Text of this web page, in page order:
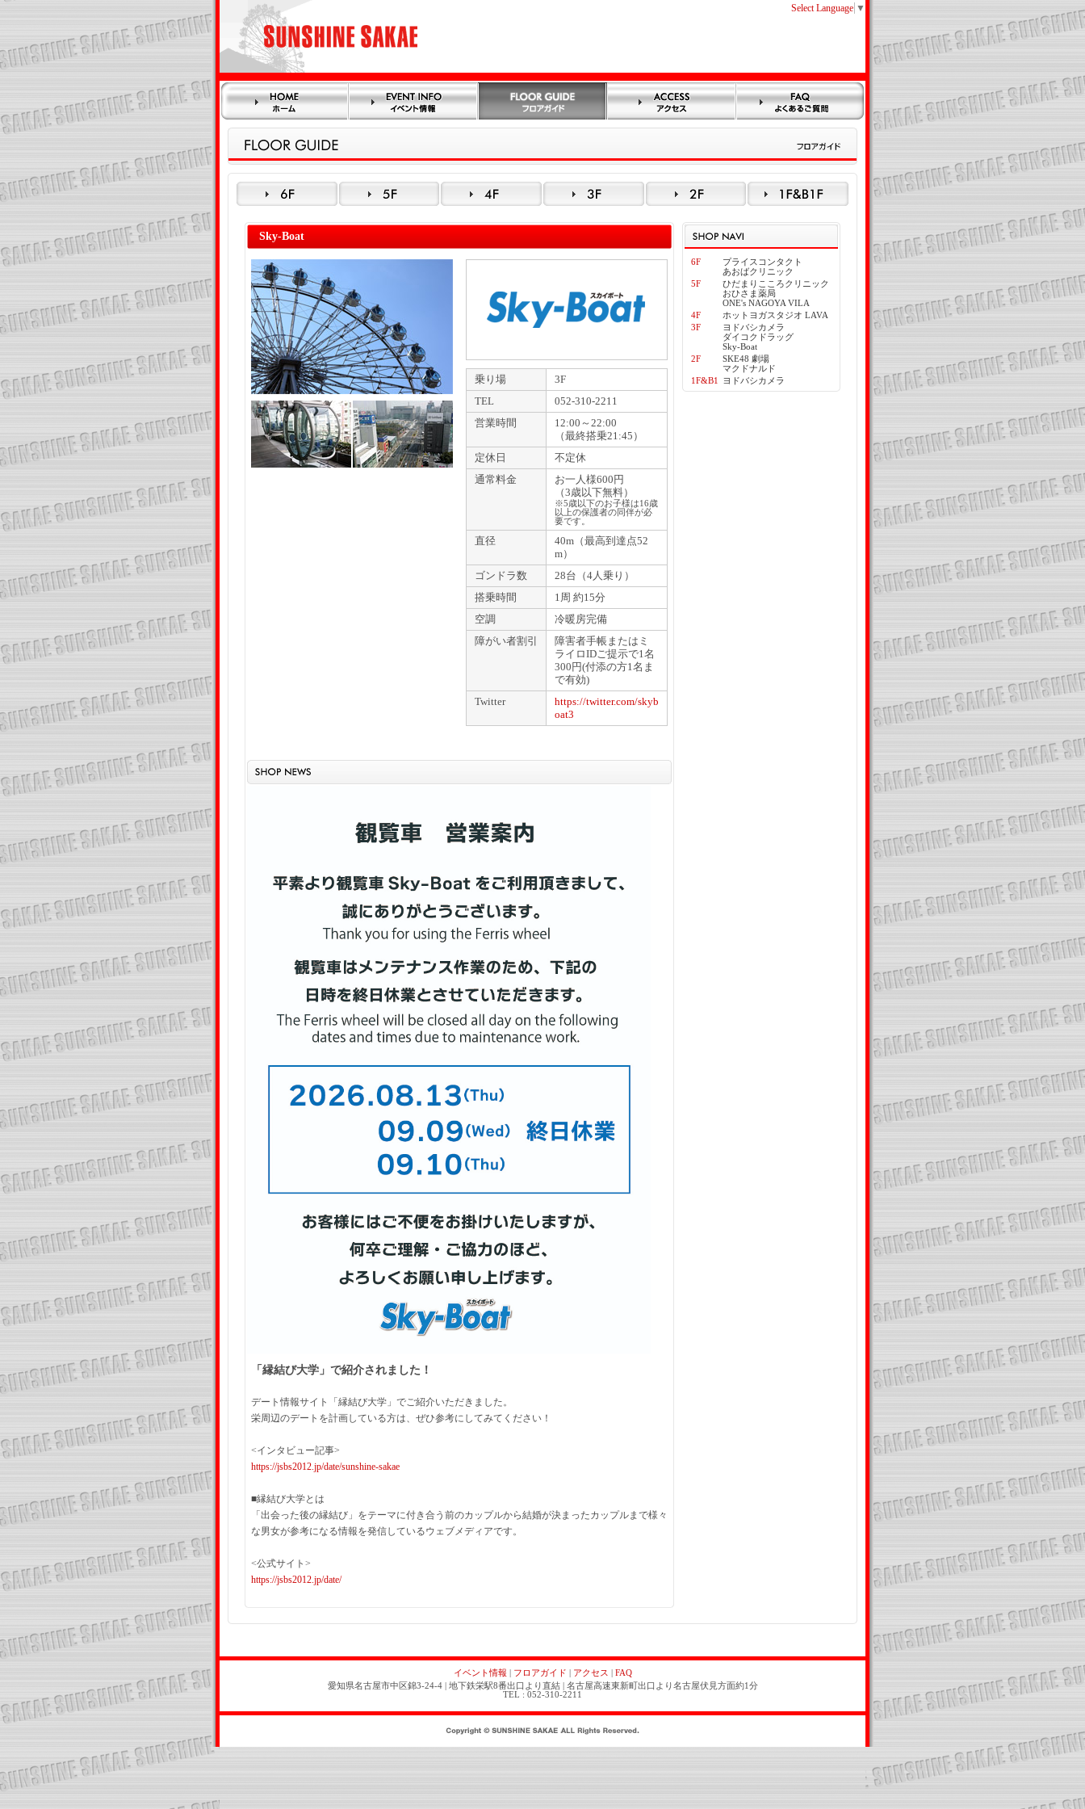
Select Language ▼
Sky-Boat
乗り場
3F
TEL
052-310-2211
営業時間
12:00～22:00
（最終搭乗21:45）
定休日
不定休
通常料金
お一人様600円
（3歳以下無料）
※5歳以下のお子様は16歳
以上の保護者の同伴が必
要です。
直径
40m（最高到達点52
m）
ゴンドラ数
28台（4人乗り）
搭乗時間
1周 約15分
空調
冷暖房完備
障がい者割引
障害者手帳またはミ
ライロIDご提示で1名
300円(付添の方1名ま
で有効)
Twitter
https://twitter.com/skyb
oat3
「縁結び大学」で紹介されました！
デート情報サイト「縁結び大学」でご紹介いただきました。
栄周辺のデートを計画している方は、ぜひ参考にしてみてください！
<インタビュー記事>
https://jsbs2012.jp/date/sunshine-sakae
■縁結び大学とは
「出会った後の縁結び」をテーマに付き合う前のカップルから結婚が決まったカップルまで様々
な男女が参考になる情報を発信しているウェブメディアです。
<公式サイト>
https://jsbs2012.jp/date/
6F
プライスコンタクト
あおばクリニック
5F
ひだまりこころクリニック
おひさま薬局
ONE's NAGOYA VILA
4F
ホットヨガスタジオ LAVA
3F
ヨドバシカメラ
ダイコクドラッグ
Sky-Boat
2F
SKE48 劇場
マクドナルド
1F&B1
ヨドバシカメラ
イベント情報 | フロアガイド | アクセス | FAQ
愛知県名古屋市中区錦3-24-4 | 地下鉄栄駅8番出口より直結 | 名古屋高速東新町出口より名古屋伏見方面約1分
TEL : 052-310-2211